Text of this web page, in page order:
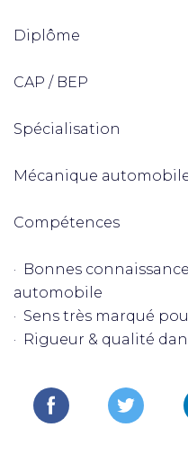
Diplôme
CAP / BEP
Spécialisation
Mécanique
Compétences
· Bonnes
automobile
· Sens très marqué
· Rigueur & qualité